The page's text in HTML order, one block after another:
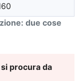
due cose
procura da